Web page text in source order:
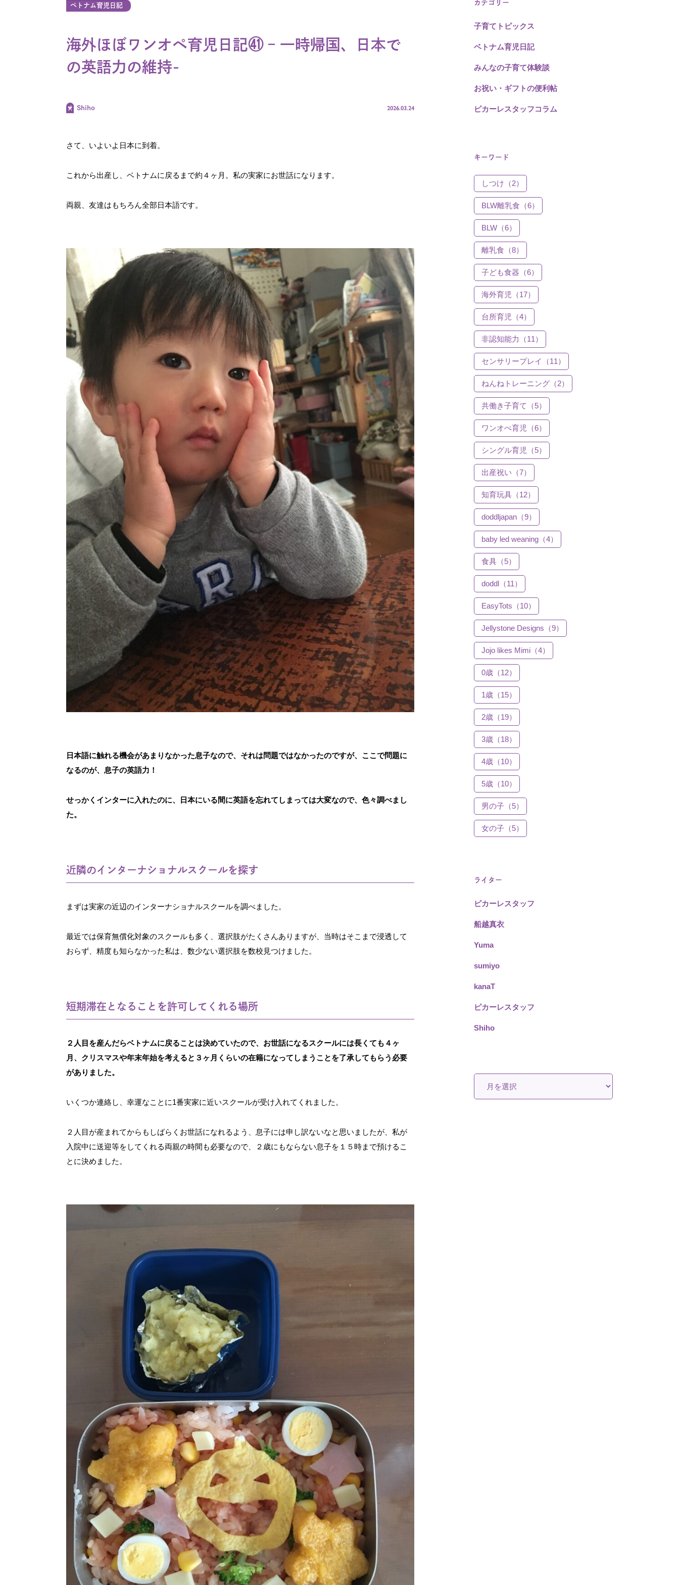
ベトナム育児日記
海外ほぼワンオペ育児日記㊶ – 一時帰国、日本で
の英語力の維持-
Shiho 2026.03.24
さて、いよいよ日本に到着。
これから出産し、ベトナムに戻るまで約４ヶ月。私の実家にお世話になります。
両親、友達はもちろん全部日本語です。
日本語に触れる機会があまりなかった息子なので、それは問題ではなかったのですが、ここで問題に
なるのが、息子の英語力！
せっかくインターに入れたのに、日本にいる間に英語を忘れてしまっては大変なので、色々調べまし
た。
近隣のインターナショナルスクールを探す
まずは実家の近辺のインターナショナルスクールを調べました。
最近では保育無償化対象のスクールも多く、選択肢がたくさんありますが、当時はそこまで浸透して
おらず、精度も知らなかった私は、数少ない選択肢を数校見つけました。
短期滞在となることを許可してくれる場所
２人目を産んだらベトナムに戻ることは決めていたので、お世話になるスクールには長くても４ヶ
月、クリスマスや年末年始を考えると３ヶ月くらいの在籍になってしまうことを了承してもらう必要
がありました。
いくつか連絡し、幸運なことに1番実家に近いスクールが受け入れてくれました。
２人目が産まれてからもしばらくお世話になれるよう、息子には申し訳ないなと思いましたが、私が
入院中に送迎等をしてくれる両親の時間も必要なので、２歳にもならない息子を１５時まで預けるこ
とに決めました。
カテゴリー
子育てトピックス
ベトナム育児日記
みんなの子育て体験談
お祝い・ギフトの便利帖
ピカーレスタッフコラム
キーワード
しつけ（2）
BLW離乳食（6）
BLW（6）
離乳食（8）
子ども食器（6）
海外育児（17）
台所育児（4）
非認知能力（11）
センサリープレイ（11）
ねんねトレーニング（2）
共働き子育て（5）
ワンオぺ育児（6）
シングル育児（5）
出産祝い（7）
知育玩具（12）
doddljapan（9）
baby led weaning（4）
食具（5）
doddl（11）
EasyTots（10）
Jellystone Designs（9）
Jojo likes Mimi（4）
0歳（12）
1歳（15）
2歳（19）
3歳（18）
4歳（10）
5歳（10）
男の子（5）
女の子（5）
ライター
ピカーレスタッフ
船越真衣
Yuma
sumiyo
kanaT
ピカーレスタッフ
Shiho